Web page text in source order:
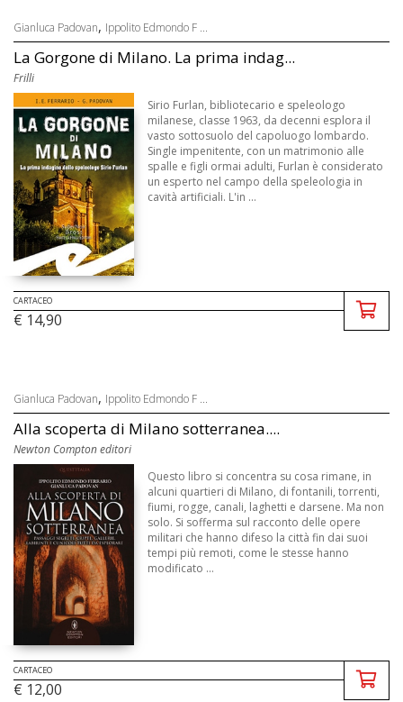
Gianluca Padovan, Ippolito Edmondo F ...
La Gorgone di Milano. La prima indag...
Frilli
Sirio Furlan, bibliotecario e speleologo
milanese, classe 1963, da decenni esplora il
vasto sottosuolo del capoluogo lombardo.
Single impenitente, con un matrimonio alle
spalle e figli ormai adulti, Furlan è considerato
un esperto nel campo della speleologia in
cavità artificiali. L'in ...
CARTACEO
€ 14,90
Gianluca Padovan, Ippolito Edmondo F ...
Alla scoperta di Milano sotterranea....
Newton Compton editori
Questo libro si concentra su cosa rimane, in
alcuni quartieri di Milano, di fontanili, torrenti,
fiumi, rogge, canali, laghetti e darsene. Ma non
solo. Si sofferma sul racconto delle opere
militari che hanno difeso la città fin dai suoi
tempi più remoti, come le stesse hanno
modificato ...
CARTACEO
€ 12,00